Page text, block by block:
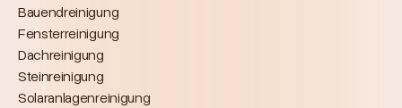
Bauendreinigung
Fensterreinigung
Dachreinigung
Steinreinigung
Solaranlagenreinigung